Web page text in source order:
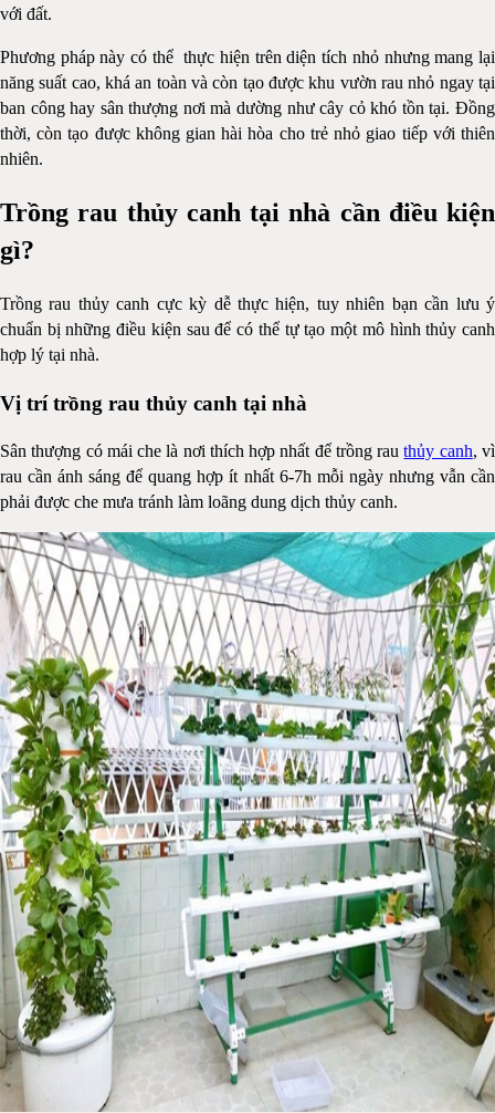
với đất.
Phương pháp này có thể thực hiện trên diện tích nhỏ nhưng mang lại
năng suất cao, khá an toàn và còn tạo được khu vườn rau nhỏ ngay tại
ban công hay sân thượng nơi mà dường như cây cỏ khó tồn tại. Đồng
thời, còn tạo được không gian hài hòa cho trẻ nhỏ giao tiếp với thiên
nhiên.
Trồng rau thủy canh tại nhà cần điều kiện
gì?
Trồng rau thủy canh cực kỳ dễ thực hiện, tuy nhiên bạn cần lưu ý
chuẩn bị những điều kiện sau để có thể tự tạo một mô hình thủy canh
hợp lý tại nhà.
Vị trí trồng rau thủy canh tại nhà
Sân thượng có mái che là nơi thích hợp nhất để trồng rauthủy canh, vì
rau cần ánh sáng để quang hợp ít nhất 6-7h mỗi ngày nhưng vẫn cần
phải được che mưa tránh làm loãng dung dịch thủy canh.